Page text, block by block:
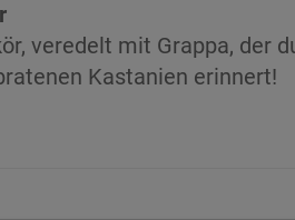
veredelt mit Grappa, der
Kastanien erinnert!